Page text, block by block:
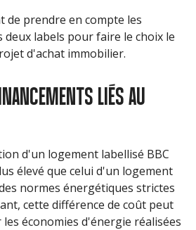
de prendre en compte les
deux labels pour faire le choix le
d'achat immobilier.
LIÉS AU
d'un logement labellisé BBC
élevé que celui d'un logement
normes énergétiques strictes
cette différence de coût peut
économies d'énergie réalisées